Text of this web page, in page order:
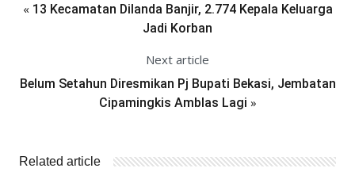
« 13 Kecamatan Dilanda Banjir, 2.774 Kepala Keluarga
Jadi Korban
Next article
Belum Setahun Diresmikan Pj Bupati Bekasi, Jembatan
Cipamingkis Amblas Lagi »
Related article